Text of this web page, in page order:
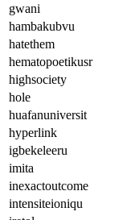
gwani
hambakubvu
hatethem
hematopoetikusr
highsociety
hole
huafanuniversit
hyperlink
igbekeleeru
imita
inexactoutcome
intensiteioniqu